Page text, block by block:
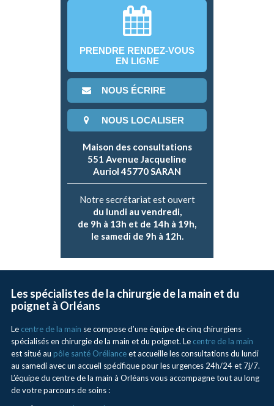
PRENDRE RENDEZ-VOUS
EN LIGNE
NOUS ÉCRIRE
NOUS LOCALISER
Maison des consultations
551 Avenue Jacqueline
Auriol 45770 SARAN
Notre secrétariat est ouvert
du lundi au vendredi,
de 9h à 13h et de 14h à 19h,
le samedi de 9h à 12h.
Les spécialistes de la chirurgie de la main et du
poignet à Orléans
Le centre de la main se compose d’une équipe de cinq chirurgiens
spécialisés en chirurgie de la main et du poignet. Le centre de la main
est situé au pôle santé Orélianceet accueille les consultations du lundi
au samedi avec un accueil spécifique pour les urgences 24h/24 et 7j/7.
L’équipe du centre de la main à Orléans vous accompagne tout au long
de votre parcours de soins :